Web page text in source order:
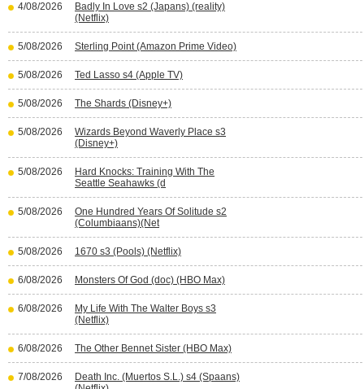
4/08/2026
Badly In Love s2 (Japans) (reality)
(Netflix)
5/08/2026 Sterling Point (Amazon Prime Video)
5/08/2026 Ted Lasso s4 (Apple TV)
5/08/2026 The Shards (Disney+)
5/08/2026
Wizards Beyond Waverly Place s3
(Disney+)
5/08/2026
Hard Knocks: Training With The
Seattle Seahawks (d
5/08/2026
One Hundred Years Of Solitude s2
(Columbiaans)(Net
5/08/2026 1670 s3 (Pools) (Netflix)
6/08/2026 Monsters Of God (doc) (HBO Max)
6/08/2026
My Life With The Walter Boys s3
(Netflix)
6/08/2026 The Other Bennet Sister (HBO Max)
7/08/2026
Death Inc. (Muertos S.L.) s4 (Spaans)